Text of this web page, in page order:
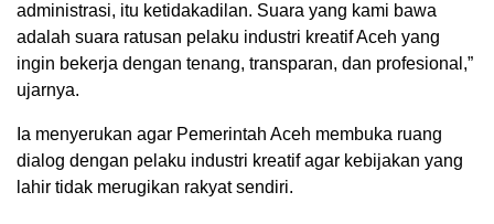
administrasi, itu ketidakadilan. Suara yang kami bawa
adalah suara ratusan pelaku industri kreatif Aceh yang
ingin bekerja dengan tenang, transparan, dan profesional,”
ujarnya.
Ia menyerukan agar Pemerintah Aceh membuka ruang
dialog dengan pelaku industri kreatif agar kebijakan yang
lahir tidak merugikan rakyat sendiri.